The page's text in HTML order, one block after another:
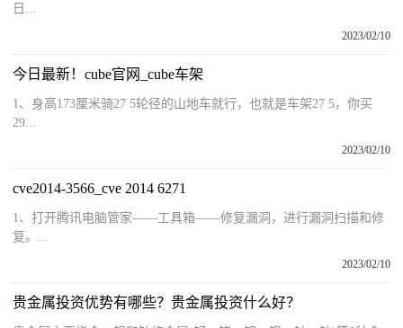
日...
2023/02/10
今日最新！cube官网_cube车架
1、身高173厘米骑27 5轮径的山地车就行，也就是车架27 5，你买
29...
2023/02/10
cve2014-3566_cve 2014 6271
1、打开腾讯电脑管家——工具箱——修复漏洞，进行漏洞扫描和修
复。...
2023/02/10
贵金属投资优势有哪些？贵金属投资什么好？